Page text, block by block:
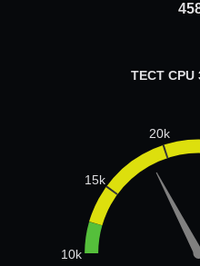
ТЕСТ CPU
10k
15k
20k